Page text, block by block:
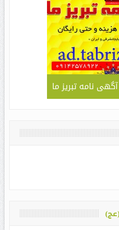
آگهی نامه تبریز ما